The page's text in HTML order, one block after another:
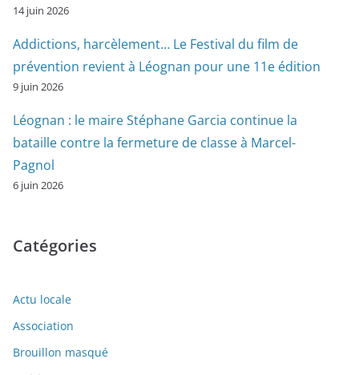
14 juin 2026
Addictions, harcèlement… Le Festival du film de
prévention revient à Léognan pour une 11e édition
9 juin 2026
Léognan : le maire Stéphane Garcia continue la
bataille contre la fermeture de classe à Marcel-
Pagnol
6 juin 2026
Catégories
Actu locale
Association
Brouillon masqué